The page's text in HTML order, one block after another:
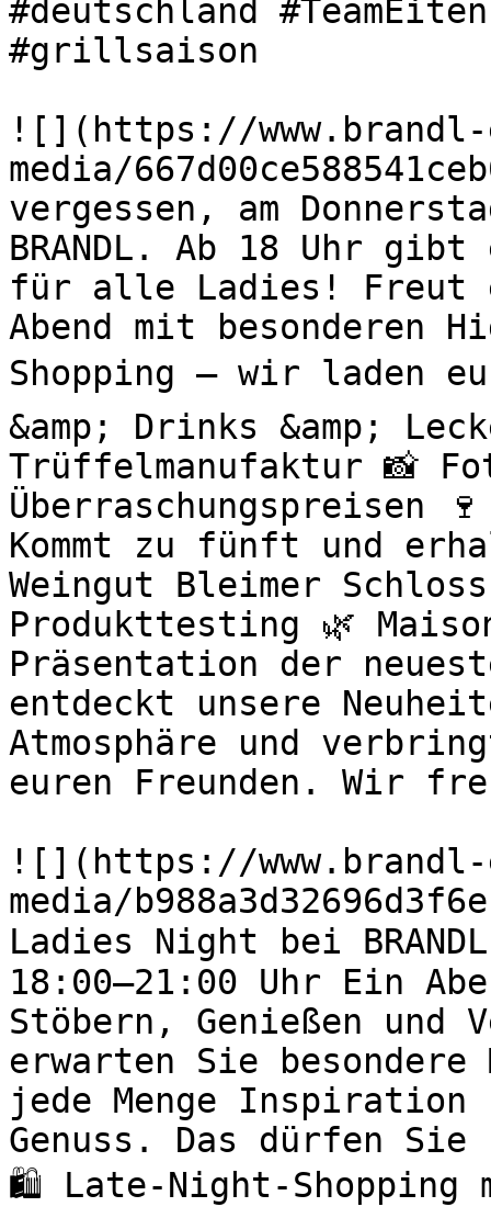
#deutschland
#grillsaison
![](https://
media/
vergessen, am
BRANDL. Ab 18 Uhr
für alle Ladies! Freut
Abend mit besonderen
Shopping – wir laden
&amp; Drinks &amp;
Trüffelmanufaktur 📸
Überraschungspreisen
Kommt zu fünft und
Weingut Bleimer
Produkttesting 🌿
Präsentation der
entdeckt unsere
Atmosphäre und
euren Freunden. Wir
![](https://
media/
Ladies Night bei
18:00–21:00 Uhr Ein
Stöbern, Genießen und
erwarten Sie besondere
jede Menge
Genuss. Das dürfen
🛍️ Late-Night-